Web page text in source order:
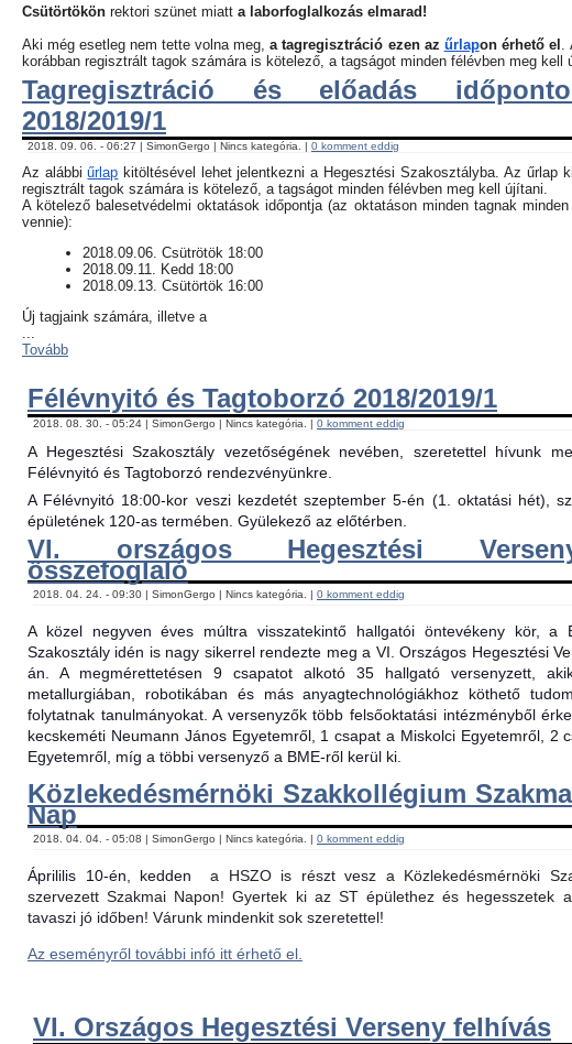
Csütörtökön rektori szünet miatt a laborfoglalkozás elmarad!
Aki még esetleg nem tette volna meg, a tagregisztráció ezen az űrlapon érhető el .
korábban regisztrált tagok számára is kötelező, a tagságot minden félévben meg kell
Tagregisztráció és előadás
2018/2019/1
2018. 09. 06. - 06:27 | SimonGergo | Nincs kategória. | 0 komment eddig
Az alábbiűrlap kitöltésével lehet jelentkezni a Hegesztési Szakosztályba. Az űrlap
regisztrált tagok számára is kötelező, a tagságot minden félévben meg kell újítani.
​A kötelező balesetvédelmi oktatások időpontja (az oktatáson minden tagnak minden
vennie):
​2018.09.06. Csütrötök 18:00
2018.09.11. Kedd 18:00
2018.09.13. Csütörtök 16:00
Új tagjaink számára, illetve a
...
Tovább
Félévnyitó és Tagtoborzó 2018/2019/1
2018. 08. 30. - 05:24 | SimonGergo | Nincs kategória. | 0 komment eddig
A Hegesztési Szakosztály vezetőségének nevében, szeretettel hívunk
Félévnyitó és Tagtoborzó rendezvényünkre.
A Félévnyitó 18:00-kor veszi kezdetét szeptember 5-én (1. oktatási hét),
épületének 120-as termében. Gyülekező az előtérben.
VI. országos Hegesztési
összefoglaló
2018. 04. 24. - 09:30 | SimonGergo | Nincs kategória. | 0 komment eddig
A közel negyven éves múltra visszatekintő hallgatói öntevékeny kör, a
Szakosztály idén is nagy sikerrel rendezte meg a VI. Országos Hegesztési
án. A megmérettetésen 9 csapatot alkotó 35 hallgató versenyzett, akik
metallurgiában, robotikában és más anyagtechnológiákhoz köthető
folytatnak tanulmányokat. A versenyzők több felsőoktatási intézményből
kecskeméti Neumann János Egyetemről, 1 csapat a Miskolci Egyetemről, 2
Egyetemről, míg a többi versenyző a BME-ről kerül ki.
Közlekedésmérnöki Szakkollégium
Nap
2018. 04. 04. - 05:08 | SimonGergo | Nincs kategória. | 0 komment eddig
Áprililis 10-én, kedden
a HSZO is részt vesz a Közlekedésmérnöki
szervezett Szakmai Napon! Gyertek ki az ST épülethez és hegesszetek
tavaszi jó időben! Várunk mindenkit sok szeretettel!
Az eseményről további infó itt érhető el.
VI. Országos Hegesztési Verseny felhívás